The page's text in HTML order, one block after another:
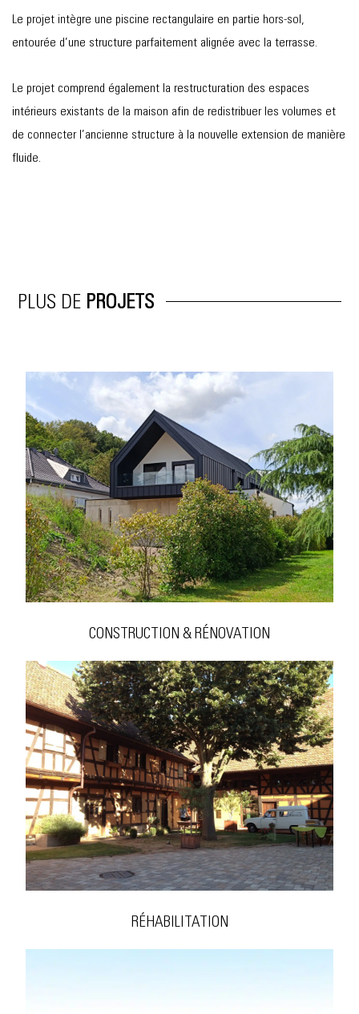
Le projet intègre une piscine rectangulaire en partie hors-sol,
entourée d’une structure parfaitement alignée avec la terrasse.
Le projet comprend également la restructuration des espaces
intérieurs existants de la maison afin de redistribuer les volumes et
de connecter l’ancienne structure à la nouvelle extension de manière
fluide.
PLUS DE PROJETS
CONSTRUCTION & RÉNOVATION
RÉHABILITATION